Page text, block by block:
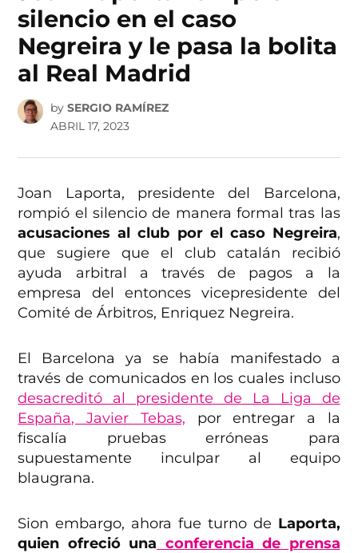
silencio en el caso
Negreira y le pasa la bolita
al Real Madrid
by SERGIO RAMÍREZ
ABRIL 17, 2023
Joan Laporta, presidente del Barcelona,
rompió el silencio de manera formal tras las
acusaciones al club por el caso Negreira,
que sugiere que el club catalán recibió
ayuda arbitral a través de pagos a la
empresa del entonces vicepresidente del
Comité de Árbitros, Enriquez Negreira.
El Barcelona ya se había manifestado a
través de comunicados en los cuales incluso
desacreditó al presidente de La Liga de
España, Javier Tebas, por entregar a la
fiscalía pruebas erróneas para
supuestamente inculpar al equipo
blaugrana.
Sion embargo, ahora fue turno de Laporta,
quien ofreció una conferencia de prensa